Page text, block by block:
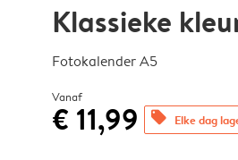
Klassieke
Fotokalender A5
Vanaf
€ 11,99 offers Elke dag